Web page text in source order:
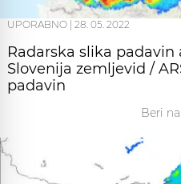
UPORABNO | 28. 05. 2022
Radarska slika
Slovenija zemljevid /
padavin
Beri